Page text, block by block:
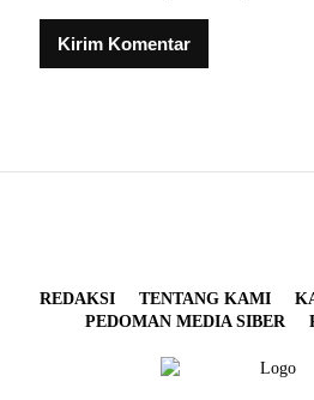
REDAKSI TENTANG KAMI
PEDOMAN MEDIA SIBER